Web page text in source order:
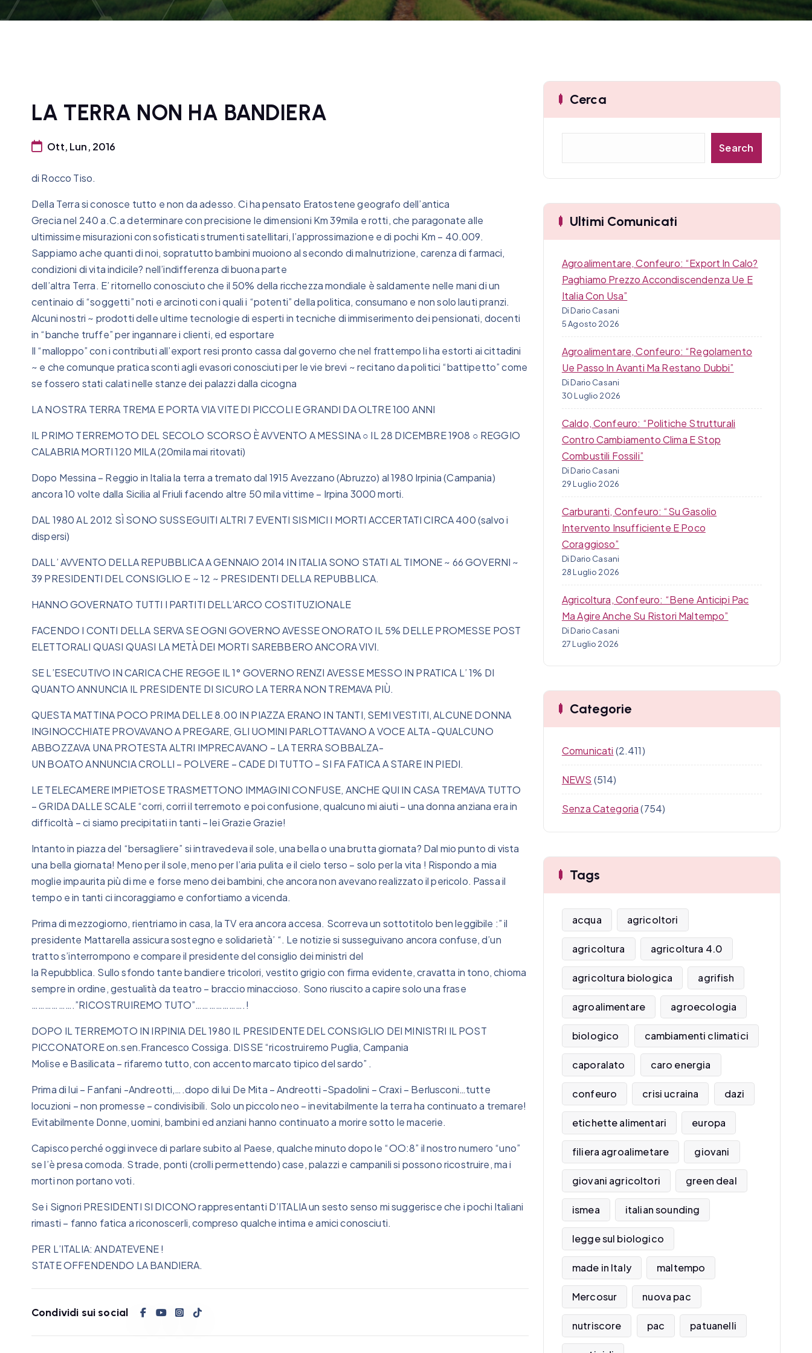
LA TERRA NON HA BANDIERA
Ott, Lun, 2016
di Rocco Tiso.
Della Terra si conosce tutto e non da adesso. Ci ha pensato Eratostene geografo dell’antica
Grecia nel 240 a.C.a determinare con precisione le dimensioni Km 39mila e rotti, che paragonate alle
ultimissime misurazioni con sofisticati strumenti satellitari, l’approssimazione e di pochi Km – 40.009.
Sappiamo ache quanti di noi, sopratutto bambini muoiono al secondo di malnutrizione, carenza di farmaci,
condizioni di vita indicile? nell’indifferenza di buona parte
dell’altra Terra. E’ ritornello conosciuto che il 50% della ricchezza mondiale è saldamente nelle mani di un
centinaio di “soggetti” noti e arcinoti con i quali i “potenti” della politica, consumano e non solo lauti pranzi.
Alcuni nostri ~ prodotti delle ultime tecnologie di esperti in tecniche di immiserimento dei pensionati, docenti
in “banche truffe” per ingannare i clienti, ed esportare
Il “malloppo” con i contributi all’export resi pronto cassa dal governo che nel frattempo li ha estorti ai cittadini
~ e che comunque pratica sconti agli evasori conosciuti per le vie brevi ~ recitano da politici “battipetto” come
se fossero stati calati nelle stanze dei palazzi dalla cicogna
LA NOSTRA TERRA TREMA E PORTA VIA VITE DI PICCOLI E GRANDI DA OLTRE 100 ANNI
IL PRIMO TERREMOTO DEL SECOLO SCORSO È AVVENTO A MESSINA ○ IL 28 DICEMBRE 1908 ○ REGGIO
CALABRIA MORTI 120 MILA (20mila mai ritovati)
Dopo Messina – Reggio in Italia la terra a tremato dal 1915 Avezzano (Abruzzo) al 1980 Irpinia (Campania)
ancora 10 volte dalla Sicilia al Friuli facendo altre 50 mila vittime – Irpina 3000 morti.
DAL 1980 AL 2012 SÌ SONO SUSSEGUITI ALTRI 7 EVENTI SISMICI I MORTI ACCERTATI CIRCA 400 (salvo i
dispersi)
DALL’ AVVENTO DELLA REPUBBLICA A GENNAIO 2014 IN ITALIA SONO STATI AL TIMONE ~ 66 GOVERNI ~
39 PRESIDENTI DEL CONSIGLIO E ~ 12 ~ PRESIDENTI DELLA REPUBBLICA.
HANNO GOVERNATO TUTTI I PARTITI DELL’ARCO COSTITUZIONALE
FACENDO I CONTI DELLA SERVA SE OGNI GOVERNO AVESSE ONORATO IL 5% DELLE PROMESSE POST
ELETTORALI QUASI QUASI LA METÀ DEI MORTI SAREBBERO ANCORA VIVI.
SE L’ESECUTIVO IN CARICA CHE REGGE IL 1° GOVERNO RENZI AVESSE MESSO IN PRATICA L’ 1% DI
QUANTO ANNUNCIA IL PRESIDENTE DI SICURO LA TERRA NON TREMAVA PIÙ.
QUESTA MATTINA POCO PRIMA DELLE 8.00 IN PIAZZA ERANO IN TANTI, SEMI VESTITI, ALCUNE DONNA
INGINOCCHIATE PROVAVANO A PREGARE, GLI UOMINI PARLOTTAVANO A VOCE ALTA -QUALCUNO
ABBOZZAVA UNA PROTESTA ALTRI IMPRECAVANO – LA TERRA SOBBALZA-
UN BOATO ANNUNCIA CROLLI – POLVERE – CADE DI TUTTO – SI FA FATICA A STARE IN PIEDI.
LE TELECAMERE IMPIETOSE TRASMETTONO IMMAGINI CONFUSE, ANCHE QUI IN CASA TREMAVA TUTTO
– GRIDA DALLE SCALE “corri, corri il terremoto e poi confusione, qualcuno mi aiuti – una donna anziana era in
difficoltà – ci siamo precipitati in tanti – lei Grazie Grazie!
Intanto in piazza del “bersagliere” si intravedeva il sole, una bella o una brutta giornata? Dal mio punto di vista
una bella giornata! Meno per il sole, meno per l’aria pulita e il cielo terso – solo per la vita ! Rispondo a mia
moglie impaurita più di me e forse meno dei bambini, che ancora non avevano realizzato il pericolo. Passa il
tempo e in tanti ci incoraggiamo e confortiamo a vicenda.
Prima di mezzogiorno, rientriamo in casa, la TV era ancora accesa. Scorreva un sottotitolo ben leggibile :” il
presidente Mattarella assicura sostegno e solidarietà’ “. Le notizie si susseguivano ancora confuse, d’un
tratto s’interrompono e compare il presidente del consiglio dei ministri del
la Repubblica. Sullo sfondo tante bandiere tricolori, vestito grigio con firma evidente, cravatta in tono, chioma
sempre in ordine, gestualità da teatro – braccio minaccioso. Sono riuscito a capire solo una frase
……………….”RICOSTRUIREMO TUTO”………………….!
DOPO IL TERREMOTO IN IRPINIA DEL 1980 IL PRESIDENTE DEL CONSIGLIO DEI MINISTRI IL POST
PICCONATORE on.sen.Francesco Cossiga. DISSE “ricostruiremo Puglia, Campania
Molise e Basilicata – rifaremo tutto, con accento marcato tipico del sardo” .
Prima di lui – Fanfani -Andreotti,….dopo di lui De Mita – Andreotti -Spadolini – Craxi – Berlusconi…tutte
locuzioni – non promesse – condivisibili. Solo un piccolo neo – inevitabilmente la terra ha continuato a tremare!
Evitabilmente Donne, uomini, bambini ed anziani hanno continuato a morire sotto le macerie.
Capisco perché oggi invece di parlare subito al Paese, qualche minuto dopo le “OO:8” il nostro numero “uno”
se l’è presa comoda. Strade, ponti (crolli permettendo) case, palazzi e campanili si possono ricostruire, ma i
morti non portano voti.
Se i Signori PRESIDENTI SI DICONO rappresentanti D’ITALIA un sesto senso mi suggerisce che i pochi Italiani
rimasti – fanno fatica a riconoscerli, compreso qualche intima e amici conosciuti.
PER L’ITALIA: ANDATEVENE !
STATE OFFENDENDO LA BANDIERA.
Condividi sui social
Cerca
a
Search
Ultimi Comunicati
Agroalimentare, Confeuro: “Export In Calo?
Paghiamo Prezzo Accondiscendenza Ue E
Italia Con Usa”
Di Dario Casani
5 Agosto 2026
Agroalimentare, Confeuro: “Regolamento
Ue Passo In Avanti Ma Restano Dubbi”
Di Dario Casani
30 Luglio 2026
Caldo, Confeuro: “Politiche Strutturali
Contro Cambiamento Clima E Stop
Combustili Fossili”
Di Dario Casani
29 Luglio 2026
Carburanti, Confeuro: “Su Gasolio
Intervento Insufficiente E Poco
Coraggioso”
Di Dario Casani
28 Luglio 2026
Agricoltura, Confeuro: “Bene Anticipi Pac
Ma Agire Anche Su Ristori Maltempo”
Di Dario Casani
27 Luglio 2026
Categorie
Comunicati (2.411)
NEWS (514)
Senza Categoria(754)
Tags
acqua agricoltori
agricoltura agricoltura 4.0
agricoltura biologica agrifish
agroalimentare agroecologia
biologico cambiamenti climatici
caporalato caro energia
confeuro crisi ucraina dazi
etichette alimentari europa
filiera agroalimetare giovani
giovani agricoltori green deal
ismea italian sounding
legge sul biologico
made in Italy maltempo
Mercosur nuova pac
nutriscore pac patuanelli